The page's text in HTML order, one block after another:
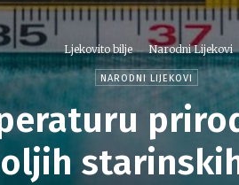
Ljekovito bilje Narodni Lijekovi
NARODNI LIJEKOVI